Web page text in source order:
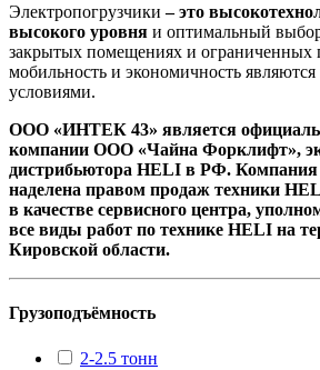
Электропогрузчики– это
высокого уровня и оптимальный
закрытых помещениях и ограниченных
мобильность и экономичность
условиями.
ООО «ИНТЕК 43» является
компании ООО «Чайна Форклифт»,
дистрибьютора HELI в РФ.
наделена правом продаж техники
в качестве сервисного центра,
все виды работ по технике HELI на
Кировской области.
Грузоподъёмность
2-2.5 тонн